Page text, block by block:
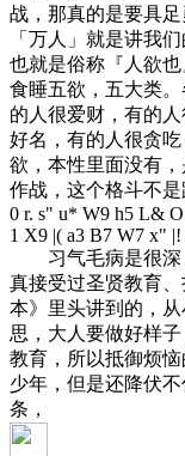
战，那真的是要具
「万人」就是讲我
也就是俗称『人欲
食睡五欲，五大类
的人很爱财，有的
好名，有的人很贪
欲，本性里面没有
作战，这个格斗不
0 r. s" u* W9 h5 L& O
1 X9 |( a3 B7 W7 x"
习气毛病是很深
真接受过圣贤教育
本》里头讲到的，
思，大人要做好样
教育，所以抵御烦
少年，但是还降伏
条，